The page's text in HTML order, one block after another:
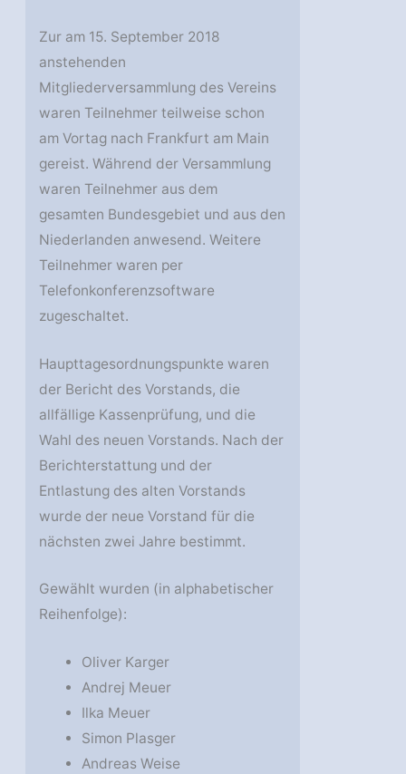
Zur am 15. September 2018
anstehenden
Mitgliederversammlung des Vereins
waren Teilnehmer teilweise schon
am Vortag nach Frankfurt am Main
gereist. Während der Versammlung
waren Teilnehmer aus dem
gesamten Bundesgebiet und aus den
Niederlanden anwesend. Weitere
Teilnehmer waren per
Telefonkonferenzsoftware
zugeschaltet.
Haupttagesordnungspunkte waren
der Bericht des Vorstands, die
allfällige Kassenprüfung, und die
Wahl des neuen Vorstands. Nach der
Berichterstattung und der
Entlastung des alten Vorstands
wurde der neue Vorstand für die
nächsten zwei Jahre bestimmt.
Gewählt wurden (in alphabetischer
Reihenfolge):
Oliver Karger
Andrej Meuer
Ilka Meuer
Simon Plasger
Andreas Weise